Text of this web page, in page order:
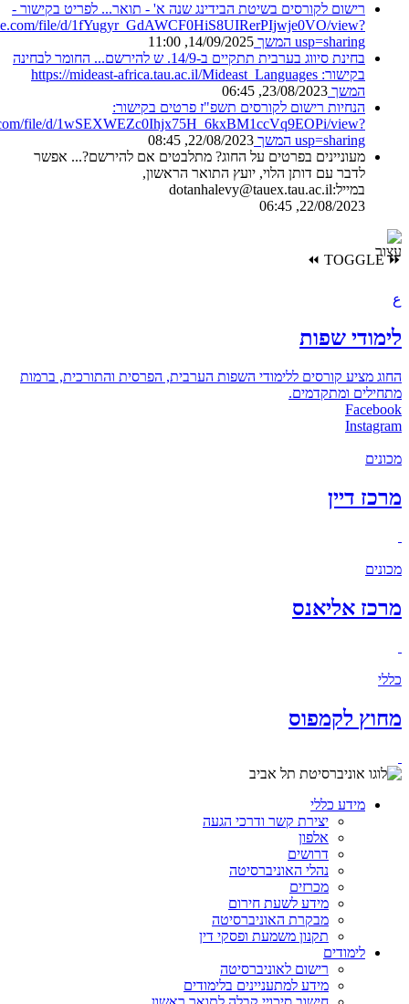
רישום לקורסים בשיטת הבידינג שנה א' - תואר... לפריט בקישור -
file/d/1fYugyr_GdAWCF0HiS8UIRerPIjwje0VO/view?
usp=sharing המשך 14/09/2025, 11:00
בחינת סיווג בערבית תתקיים ב-14/9. ש להירשם...
החומר לבחינה
בקישור: https://mideast-africa.tau.ac.il/Mideast_Languages
המשך 23/08/2023, 06:45
הנחיות רישום לקורסים תשפ"ז פרטים בקישור:
file/d/1wSEXWEZc0Ihjx75H_6kxBM1ccVq9EOPi/view?
usp=sharing המשך 22/08/2023, 08:45
מעוניינים בפרטים על החוג? מתלבטים אם להירשם?... אפשר
לדבר עם דותן הלוי, יועץ התואר הראשון,
במייל:dotanhalevy@tauex.tau.ac.il
22/08/2023, 06:45
⏩
TOGGLE
⏪
ع
לימודי שפות
החוג מציע קורסים ללימודי השפות הערבית, הפרסית והתורכית, ברמות
מתחילים ומתקדמים.
Facebook
Instagram
מכונים
מרכז דיין
מכונים
מרכז אליאנס
כללי
מחוץ לקמפוס
מידע כללי
יצירת קשר ודרכי הגעה
אלפון
דרושים
נהלי האוניברסיטה
מכרזים
מידע לשעת חירום
מבקרת האוניברסיטה
תקנון משמעת ופסקי דין
לימודים
רישום לאוניברסיטה
מידע למתעניינים בלימודים